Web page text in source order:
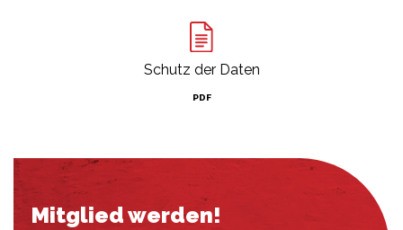
Schutz der Daten
PDF
Mitglied werden!